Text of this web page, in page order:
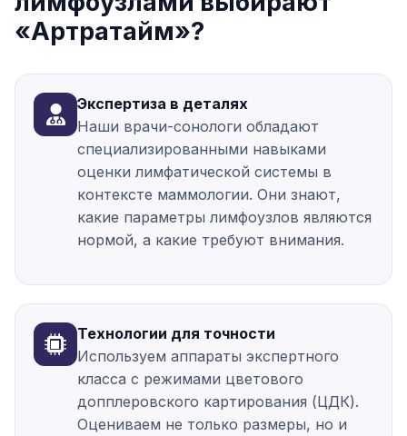
«Артратайм»?
Экспертиза в деталях
Наши врачи-сонологи обладают
специализированными навыками
оценки лимфатической системы в
контексте маммологии. Они знают,
какие параметры лимфоузлов являются
нормой, а какие требуют внимания.
Технологии для точности
Используем аппараты экспертного
класса с режимами цветового
допплеровского картирования (ЦДК).
Оцениваем не только размеры, но и